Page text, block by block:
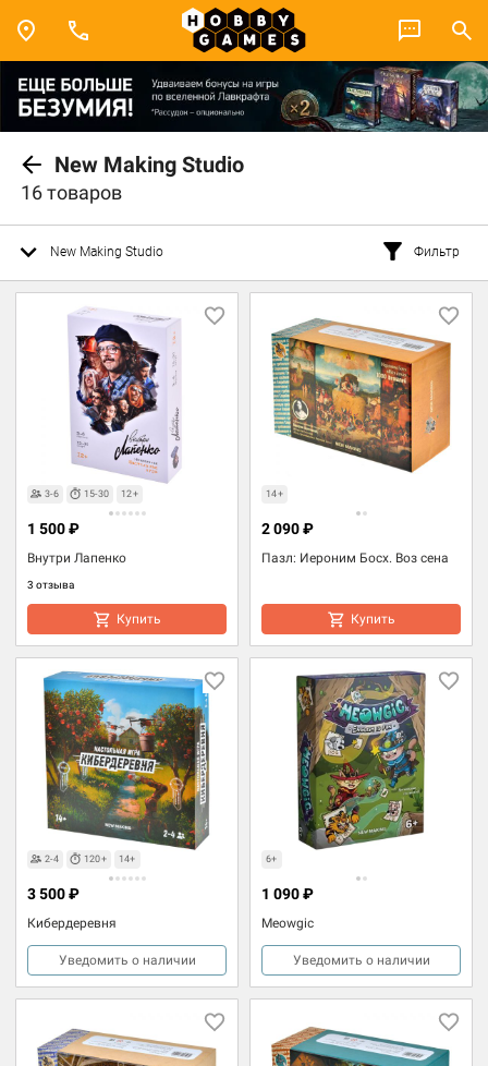
New Making Studio
16 товаров
New Making Studio Фильтр
3-6 15-30 12+
Внутри Лапенко
3 отзыва
1 500 ₽
Купить
14+
Пазл: Иероним Босх. Воз сена
2 090 ₽
Купить
2-4 120+ 14+
Кибердеревня
3 500 ₽
Уведомить о наличии
6+
Meowgic
1 090 ₽
Уведомить о наличии